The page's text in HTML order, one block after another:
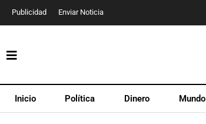
Publicidad Enviar Noticia
Inicio Política Dinero Mundo